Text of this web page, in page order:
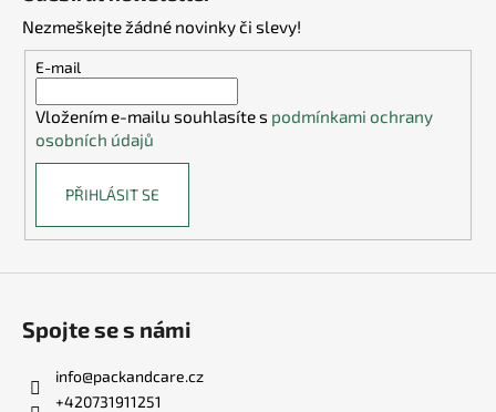
Nezmeškejte žádné novinky či slevy!
E-mail
Vložením e-mailu souhlasíte s podmínkami ochrany
osobních údajů
PŘIHLÁSIT SE
Spojte se s námi
info@packandcare.cz
+420731911251